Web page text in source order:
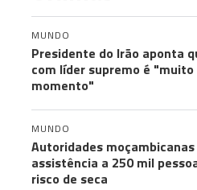
MUNDO
Presidente do Irão aponta
com líder supremo é
momento"
MUNDO
Autoridades
assistência a 250 mil
risco de seca